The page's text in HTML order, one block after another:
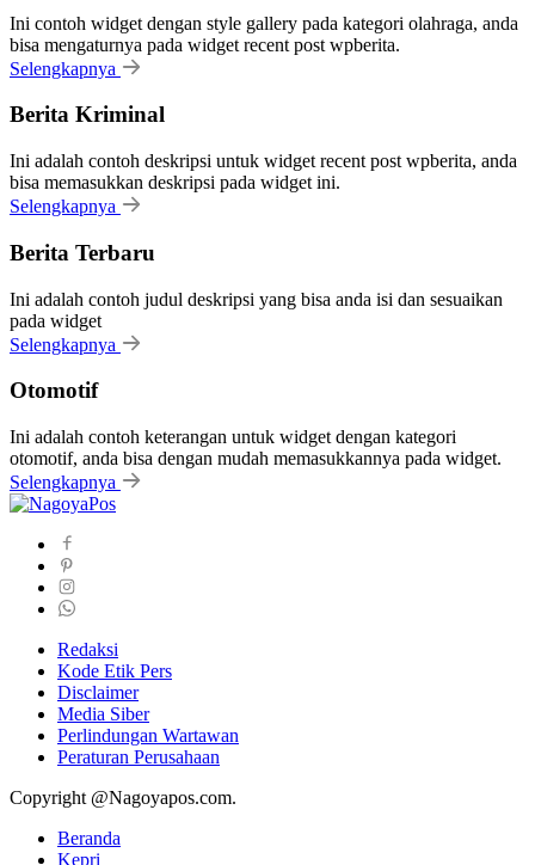
Ini contoh widget dengan style gallery pada kategori olahraga, anda
bisa mengaturnya pada widget recent post wpberita.
Selengkapnya
Berita Kriminal
Ini adalah contoh deskripsi untuk widget recent post wpberita, anda
bisa memasukkan deskripsi pada widget ini.
Selengkapnya
Berita Terbaru
Ini adalah contoh judul deskripsi yang bisa anda isi dan sesuaikan
pada widget
Selengkapnya
Otomotif
Ini adalah contoh keterangan untuk widget dengan kategori
otomotif, anda bisa dengan mudah memasukkannya pada widget.
Selengkapnya
Redaksi
Kode Etik Pers
Disclaimer
Media Siber
Perlindungan Wartawan
Peraturan Perusahaan
Copyright @Nagoyapos.com.
Beranda
Kepri